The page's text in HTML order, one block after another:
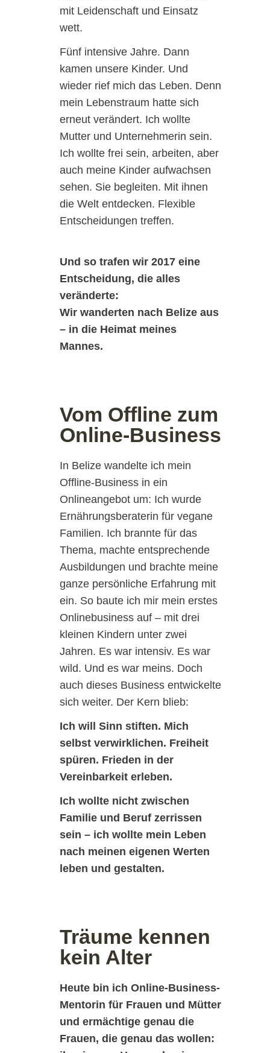
mit Leidenschaft und Einsatz
wett.
Fünf intensive Jahre. Dann
kamen unsere Kinder. Und
wieder rief mich das Leben. Denn
mein Lebenstraum hatte sich
erneut verändert. Ich wollte
Mutter und Unternehmerin sein.
Ich wollte frei sein, arbeiten, aber
auch meine Kinder aufwachsen
sehen. Sie begleiten. Mit ihnen
die Welt entdecken. Flexible
Entscheidungen treffen.
Und so trafen wir 2017 eine
Entscheidung, die alles
veränderte:
Wir wanderten nach Belize aus
– in die Heimat meines
Mannes.
Vom Offline zum
Online-Business
In Belize wandelte ich mein
Offline-Business in ein
Onlineangebot um: Ich wurde
Ernährungsberaterin für vegane
Familien. Ich brannte für das
Thema, machte entsprechende
Ausbildungen und brachte meine
ganze persönliche Erfahrung mit
ein. So baute ich mir mein erstes
Onlinebusiness auf – mit drei
kleinen Kindern unter zwei
Jahren. Es war intensiv. Es war
wild. Und es war meins. Doch
auch dieses Business entwickelte
sich weiter. Der Kern blieb:
Ich will Sinn stiften. Mich
selbst verwirklichen. Freiheit
spüren. Frieden in der
Vereinbarkeit erleben.
Ich wollte nicht zwischen
Familie und Beruf zerrissen
sein – ich wollte mein Leben
nach meinen eigenen Werten
leben und gestalten.
Träume kennen
kein Alter
Heute bin ich Online-Business-
Mentorin für Frauen und Mütter
und ermächtige genau die
Frauen, die genau das wollen: